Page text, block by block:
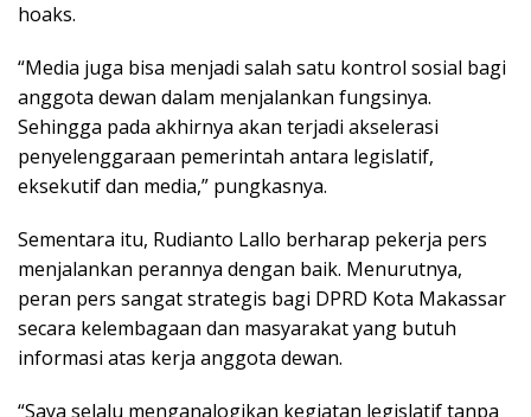
hoaks.
“Media juga bisa menjadi salah satu kontrol sosial bagi
anggota dewan dalam menjalankan fungsinya.
Sehingga pada akhirnya akan terjadi akselerasi
penyelenggaraan pemerintah antara legislatif,
eksekutif dan media,” pungkasnya.
Sementara itu, Rudianto Lallo berharap pekerja pers
menjalankan perannya dengan baik. Menurutnya,
peran pers sangat strategis bagi DPRD Kota Makassar
secara kelembagaan dan masyarakat yang butuh
informasi atas kerja anggota dewan.
“Saya selalu menganalogikan kegiatan legislatif tanpa